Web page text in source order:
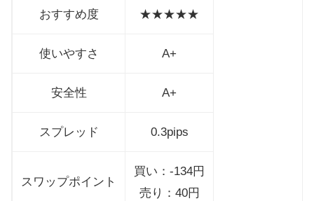
おすすめ度 ★★★★★
使いやすさ A+
安全性 A+
スプレッド 0.3pips
スワップポイント
買い：-134円
売り：40円